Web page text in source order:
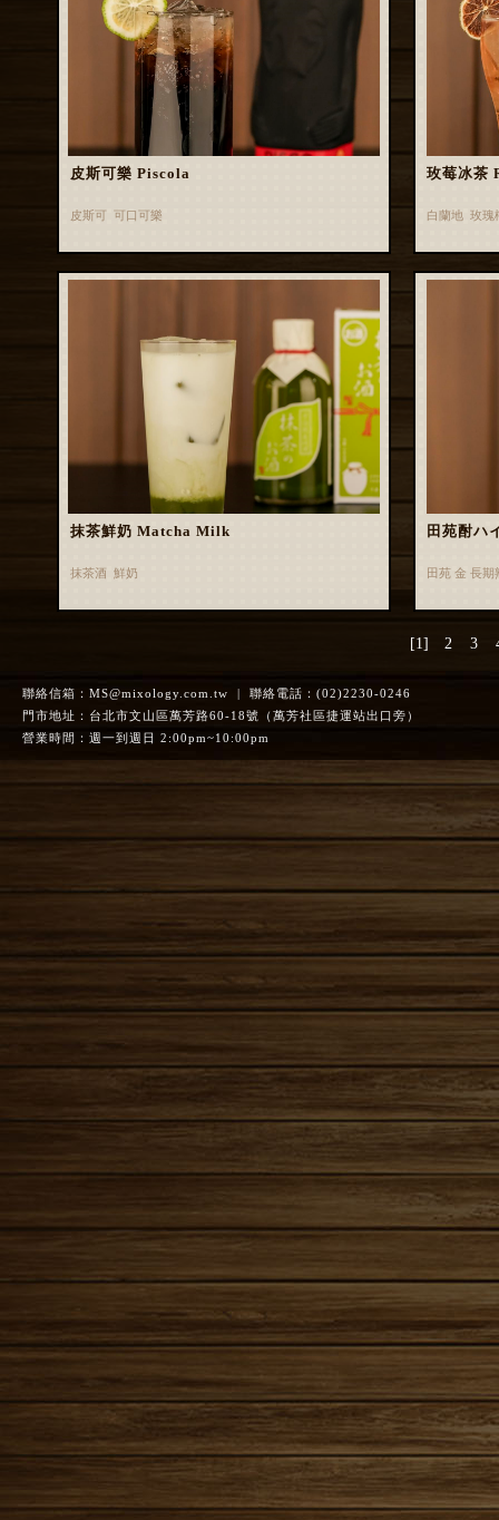
皮斯可樂 Piscola
皮斯可 可口可樂
玫莓冰茶
白蘭地 玫瑰
抹茶鮮奶 Matcha Milk
抹茶酒 鮮奶
田苑酎ハ
田苑 金 長
[1] 2 3
聯絡信箱： MS@mixology.com.tw | 聯絡電話：(02)2230-0246
門市地址：台北市文山區萬芳路60-18號（萬芳社區捷運站出口旁）
營業時間：週一到週日 2:00pm~10:00pm